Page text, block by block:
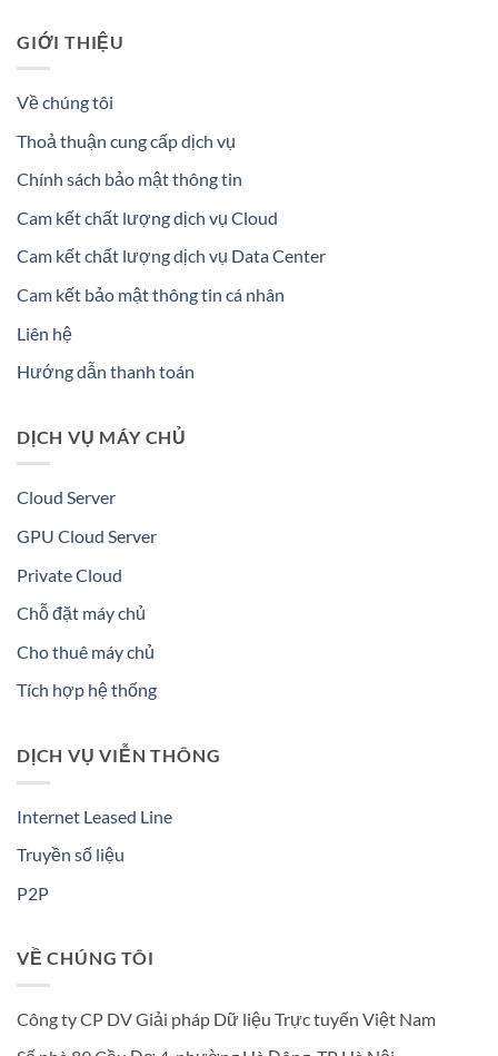
GIỚI THIỆU
Về chúng tôi
Thoả thuận cung cấp dịch vụ
Chính sách bảo mật thông tin
Cam kết chất lượng dịch vụ Cloud
Cam kết chất lượng dịch vụ Data Center
Cam kết bảo mật thông tin cá nhân
Liên hệ
Hướng dẫn thanh toán
DỊCH VỤ MÁY CHỦ
Cloud Server
GPU Cloud Server
Private Cloud
Chỗ đặt máy chủ
Cho thuê máy chủ
Tích hợp hệ thống
DỊCH VỤ VIỄN THÔNG
Internet Leased Line
Truyền số liệu
P2P
VỀ CHÚNG TÔI
Công ty CP DV Giải pháp Dữ liệu Trực tuyến Việt Nam